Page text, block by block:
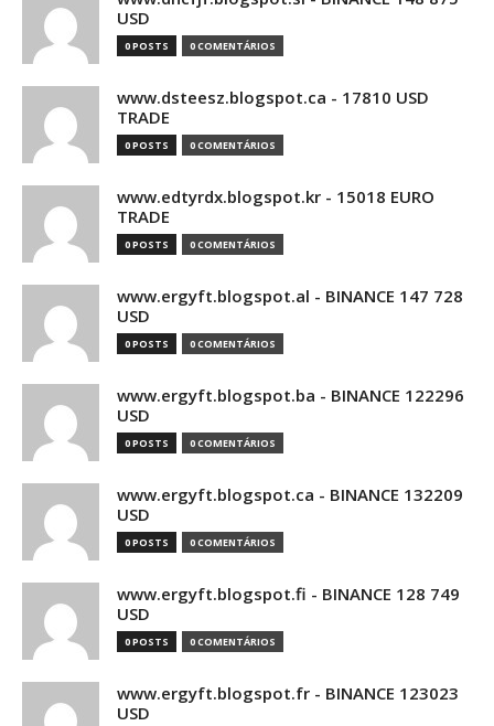
USD
0 POSTS 0 COMENTÁRIOS
www.dsteesz.blogspot.ca - 17810 USD
TRADE
0 POSTS 0 COMENTÁRIOS
www.edtyrdx.blogspot.kr - 15018 EURO
TRADE
0 POSTS 0 COMENTÁRIOS
www.ergyft.blogspot.al - BINANCE 147 728
USD
0 POSTS 0 COMENTÁRIOS
www.ergyft.blogspot.ba - BINANCE 122296
USD
0 POSTS 0 COMENTÁRIOS
www.ergyft.blogspot.ca - BINANCE 132209
USD
0 POSTS 0 COMENTÁRIOS
www.ergyft.blogspot.fi - BINANCE 128 749
USD
0 POSTS 0 COMENTÁRIOS
www.ergyft.blogspot.fr - BINANCE 123023
USD